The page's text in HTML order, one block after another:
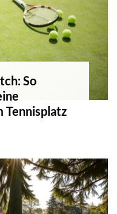
So
Tennisplatz